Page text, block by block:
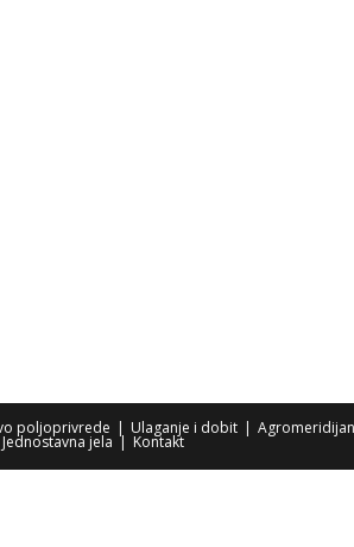
poljoprivrede Ulaganje i dobit Agromeridijan
Jednostavna jela Kontakt